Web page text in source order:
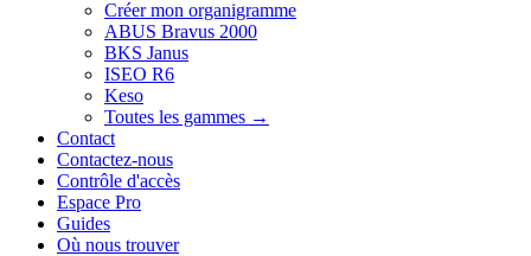
Créer mon organigramme
ABUS Bravus 2000
BKS Janus
ISEO R6
Keso
Toutes les gammes →
Contact
Contactez-nous
Contrôle d'accès
Espace Pro
Guides
Où nous trouver